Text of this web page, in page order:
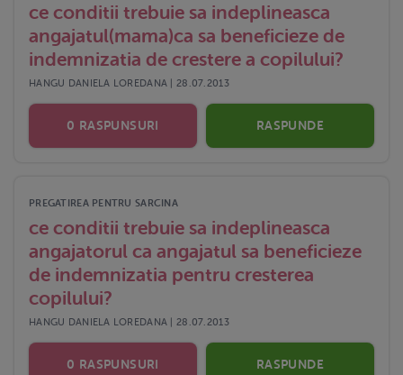
ce conditii trebuie sa indeplineasca
angajatul(mama)ca sa beneficieze de
indemnizatia de crestere a copilului?
HANGU DANIELA LOREDANA | 28.07.2013
0 RASPUNSURI RASPUNDE
PREGATIREA PENTRU SARCINA
ce conditii trebuie sa indeplineasca
angajatorul ca angajatul sa beneficieze
de indemnizatia pentru cresterea
copilului?
HANGU DANIELA LOREDANA | 28.07.2013
0 RASPUNSURI RASPUNDE